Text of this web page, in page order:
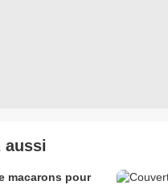
aussi
macarons pour